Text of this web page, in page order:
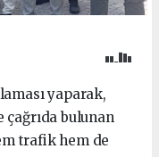
yaparak,
çağrıda bulunan
trafik hem de